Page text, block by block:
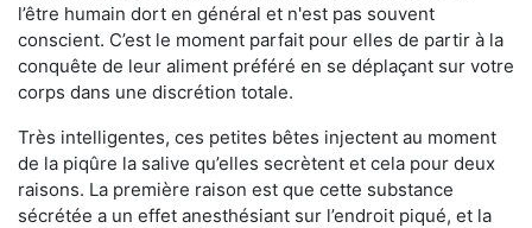
l’être humain dort en général et n'est pas souvent
conscient. C’est le moment parfait pour elles de partir à la
conquête de leur aliment préféré en se déplaçant sur votre
corps dans une discrétion totale.
Très intelligentes, ces petites bêtes injectent au moment
de la piqûre la salive qu’elles secrètent et cela pour deux
raisons. La première raison est que cette substance
sécrétée a un effet anesthésiant sur l’endroit piqué, et la